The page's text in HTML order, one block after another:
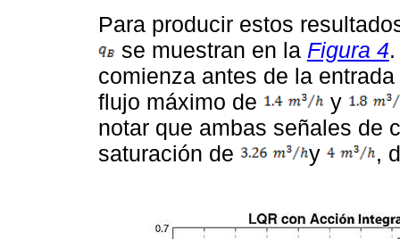
Para producir estos
se muestran en la Figura 4
comienza antes de la entrada
flujo máximo de
y
notar que ambas señales de
saturación de
y ,